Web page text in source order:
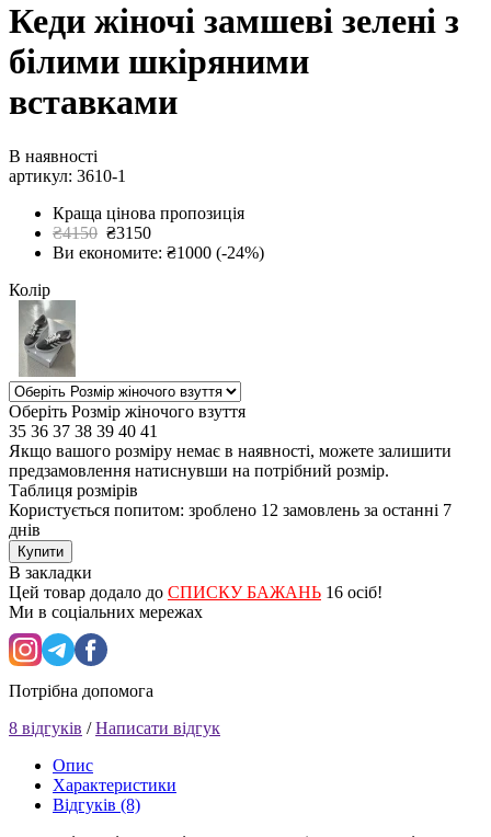
Кеди жіночі замшеві зелені з
білими шкіряними
вставками
В наявності
артикул: 3610-1
Краща цінова пропозиція
₴4150 ₴3150
Ви економите: ₴1000 (-24%)
Колір
Оберіть Розмір жіночого взуття
35 36 37 38 39 40 41
Якщо вашого розміру немає в наявності, можете залишити
предзамовлення натиснувши на потрібний розмір.
Таблиця розмірів
Користується попитом: зроблено 12 замовлень за останні 7
днів
Купити
В закладки
Цей товар додало до СПИСКУ БАЖАНЬ 16 осіб!
Ми в соціальних мережах
Потрібна допомога
8 відгуків /Написати відгук
Опис
Характеристики
Відгуків (8)